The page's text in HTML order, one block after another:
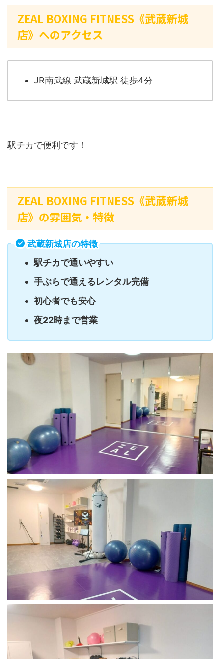
ZEAL BOXING FITNESS《武蔵新城
店》へのアクセス
JR南武線 武蔵新城駅 徒歩4分
駅チカで便利です！
ZEAL BOXING FITNESS《武蔵新城
店》の雰囲気・特徴
武蔵新城店の特徴
駅チカで通いやすい
手ぶらで通えるレンタル完備
初心者でも安心
夜22時まで営業